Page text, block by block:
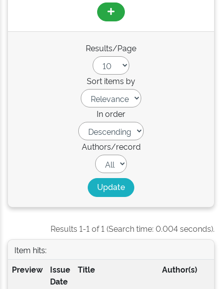
Results/Page
Sort items by
In order
Authors/record
Results 1-1 of 1 (Search time: 0.004 seconds).
Item hits:
Preview
Issue
Date
Title Author(s)